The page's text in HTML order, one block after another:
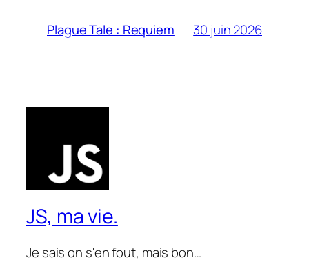
Plague Tale : Requiem 30 juin 2026
JS, ma vie.
Je sais on s'en fout, mais bon…